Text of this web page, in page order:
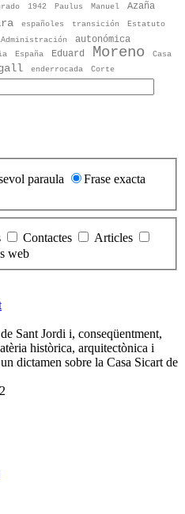
1942 Paulus Manuel Azaña
españoles transición
Estatuto
Administración autonómica
España Eduard Moreno
Casa
enderrocada Corte
paraula
Frase exacta
Contactes
Articles
web
Sant Jordi i, conseqüentment,
històrica, arquitectònica i
dictamen sobre la Casa Sicart de